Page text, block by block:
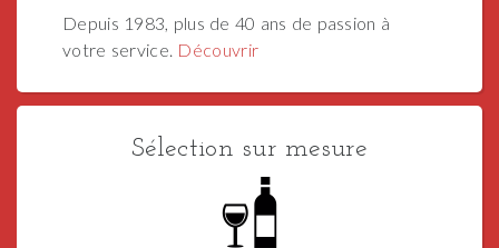
Depuis 1983, plus de 40 ans de passion à
votre service. Découvrir
Sélection sur mesure